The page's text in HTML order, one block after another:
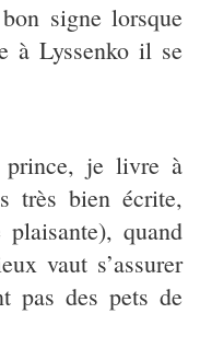
signe lorsque
à Lyssenko il se
je livre à
très bien écrite,
quand
vaut s’assurer
pas des pets de